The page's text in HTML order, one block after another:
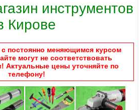
инструментов
Кирове
постоянно меняющимся курсом
могут не соответствовать
Актуальные цены уточняйте по
телефону!